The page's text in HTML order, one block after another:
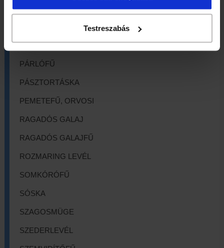
Testreszabás
ORBÁNCFŰ
PAPSAJT LEVÉL
PÁRLÓFŰ
PÁSZTORTÁSKA
PEMETEFŰ, ORVOSI
RAGADÓS GALAJ
RAGADÓS GALAJFŰ
ROZMARING LEVÉL
SOMKÓRÓFŰ
SÓSKA
SZAGOSMÜGE
SZEDERLEVÉL